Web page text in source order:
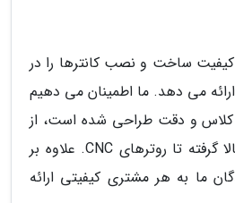
کیفیت ساخت و نصب کانترها را در
می دهد. ما اطمینان می دهیم
کلاس و دقت طراحی شده است، از
عکاسی دال با کیفیت بالا گرفته تا روترهای CNC. علاوه بر
ما به هر مشتری کیفیتی ارائه